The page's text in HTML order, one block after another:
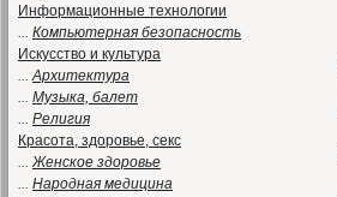
Информационные технологии
... Компьютерная безопасность
Искусство и культура
...Архитектура
... Музыка, балет
... Религия
Красота, здоровье, секс
...Женское здоровье
... Народная медицина